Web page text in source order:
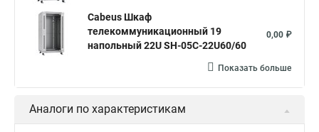
Cabeus Шкаф
телекоммуникационный 19
напольный 22U SH-05C-22U60/60
0,00 ₽
Показать больше
Аналоги по характеристикам